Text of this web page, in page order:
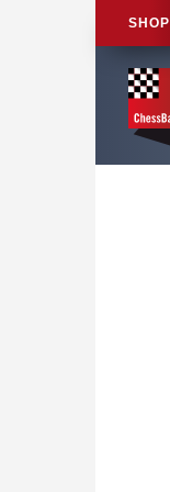
SHOP